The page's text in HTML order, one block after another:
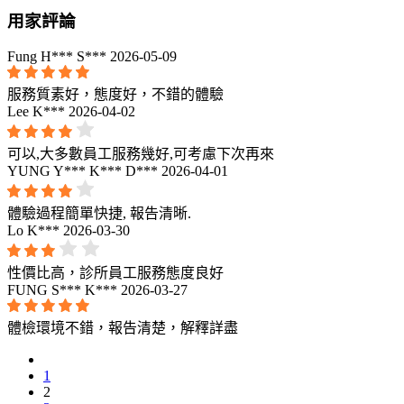
用家評論
Fung H*** S*** 2026-05-09
服務質素好，態度好，不錯的體驗
Lee K*** 2026-04-02
可以,大多數員工服務幾好,可考慮下次再來
YUNG Y*** K*** D*** 2026-04-01
體驗過程簡單快捷, 報告清晰.
Lo K*** 2026-03-30
性價比高，診所員工服務態度良好
FUNG S*** K*** 2026-03-27
體檢環境不錯，報告清楚，解釋詳盡
1
2